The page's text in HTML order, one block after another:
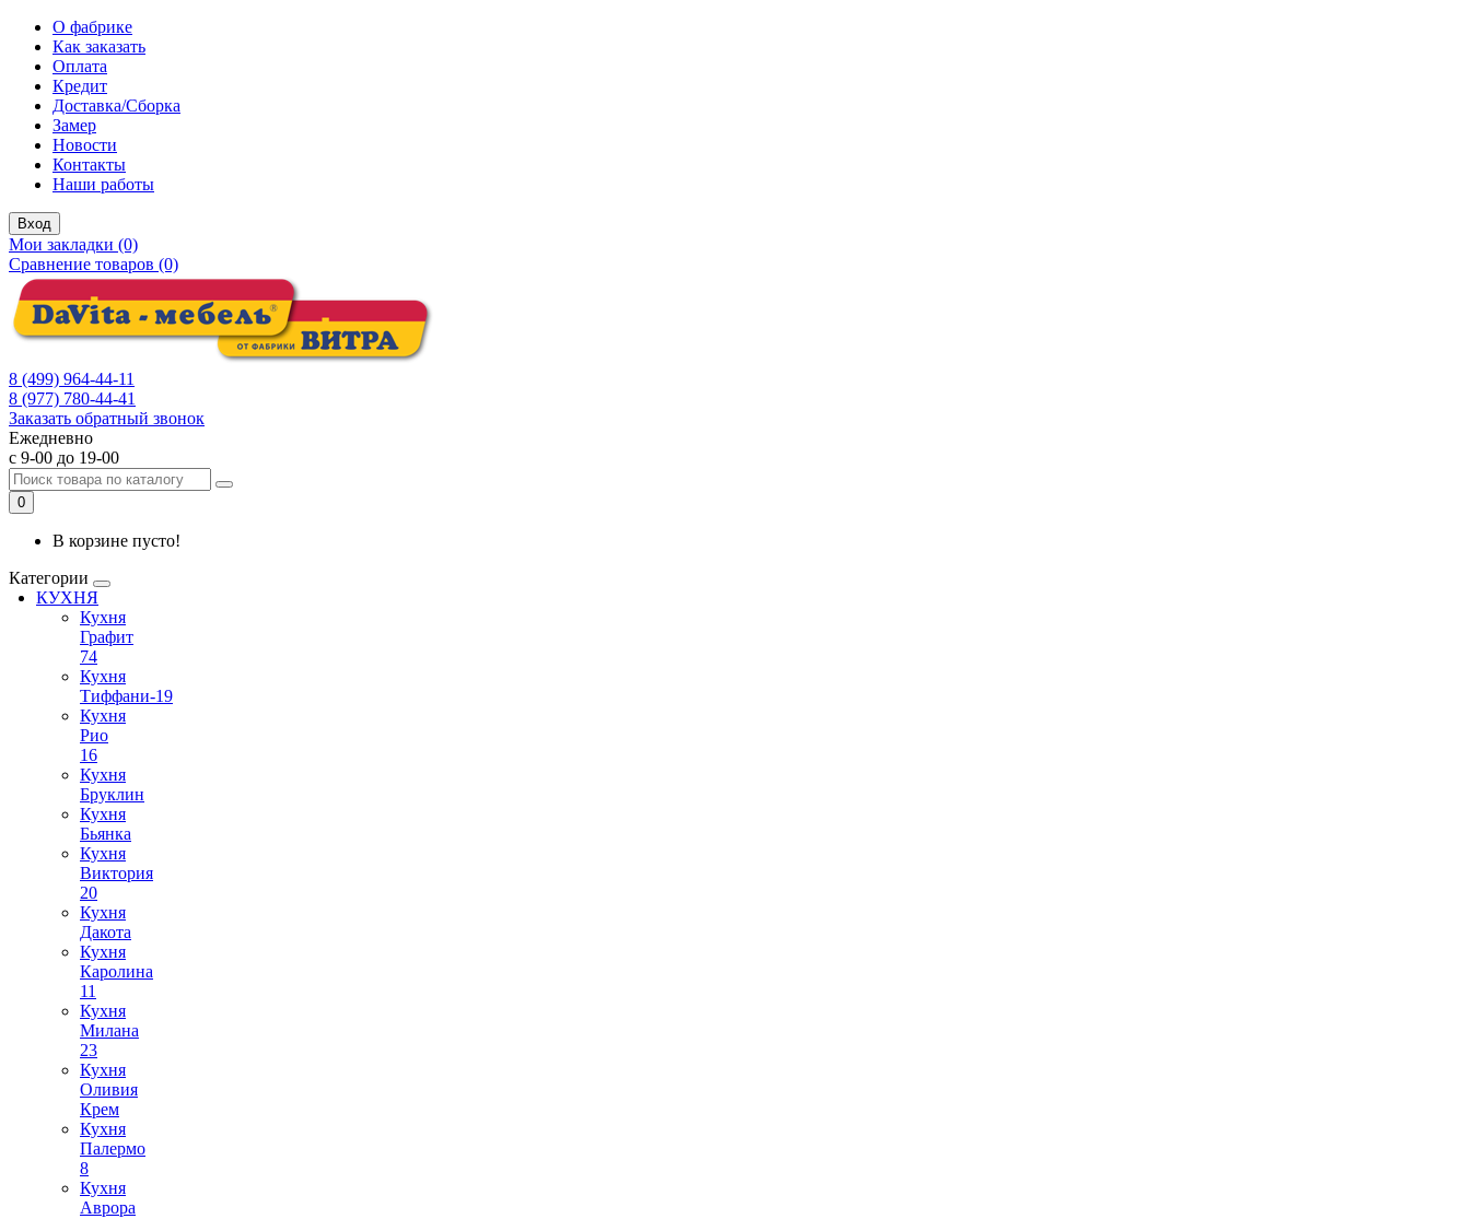
О фабрике
Как заказать
Оплата
Кредит
Доставка/Сборка
Замер
Новости
Контакты
Наши работы
Вход
Мои закладки (0)
Сравнение товаров (0)
8 (499) 964-44-11
8 (977) 780-44-41
Заказать обратный звонок
Ежедневно
с 9-00 до 19-00
0
В корзине пусто!
Категории
КУХНЯ
Кухня
Графит
74
Кухня
Тиффани-19
Кухня
Рио
16
Кухня
Бруклин
Кухня
Бьянка
Кухня
Виктория
20
Кухня
Дакота
Кухня
Каролина
11
Кухня
Милана
23
Кухня
Оливия
Крем
Кухня
Палермо
8
Кухня
Аврора